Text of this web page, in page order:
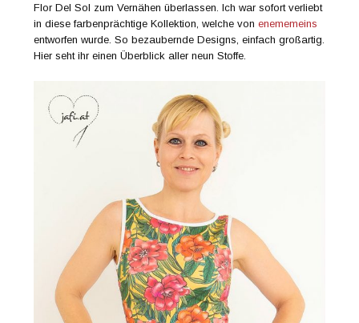
Flor Del Sol zum Vernähen überlassen. Ich war sofort verliebt
in diese farbenprächtige Kollektion, welche vonenememeins
entworfen wurde. So bezaubernde Designs, einfach großartig.
Hier seht ihr einen Überblick aller neun Stoffe.